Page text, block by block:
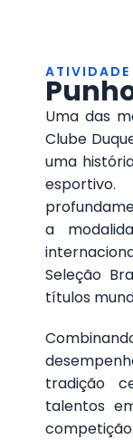
ATIVIDADE
Uma das
Clube
uma
a
Seleção
títulos
tradição
talentos
competição.